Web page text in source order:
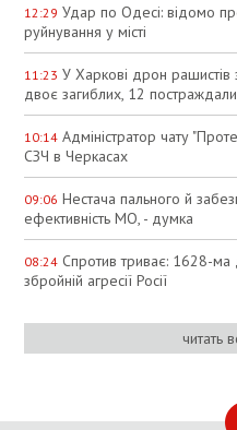
12:29 Удар по Одесі: відомо
руйнування у місті
11:23 У Харкові дрон
двоє загиблих, 12
10:14 Адміністратор чату
СЗЧ в Черкасах
09:06 Нестача пального й
ефективність МО, - думка
08:24 Спротив триває: 1628-ма
збройній агресії Росії
читать